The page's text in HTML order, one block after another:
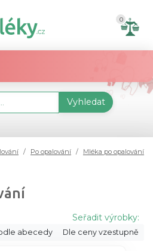
0
Vyhledat
Po opalování Mléka po opalování
Seřadit výrobky:
abecedy Dle ceny vzestupně